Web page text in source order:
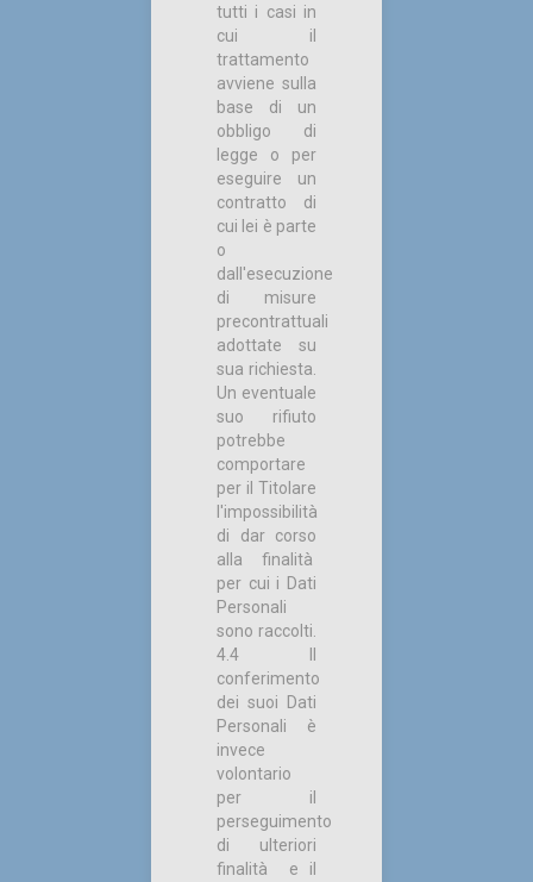
tutti i casi in
cui il
trattamento
avviene sulla
base di un
obbligo di
legge o per
eseguire un
contratto di
cui lei è parte
o
dall'esecuzione
di misure
precontrattuali
adottate su
sua richiesta.
Un eventuale
suo rifiuto
potrebbe
comportare
per il Titolare
l'impossibilità
di dar corso
alla finalità
per cui i Dati
Personali
sono raccolti.
4.4 Il
conferimento
dei suoi Dati
Personali è
invece
volontario
per il
perseguimento
di ulteriori
finalità e il